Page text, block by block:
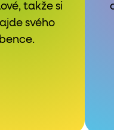
takže si
svého